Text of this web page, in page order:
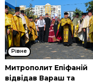
Рівне
Митрополит Епіфаній
відвідав Вараш та